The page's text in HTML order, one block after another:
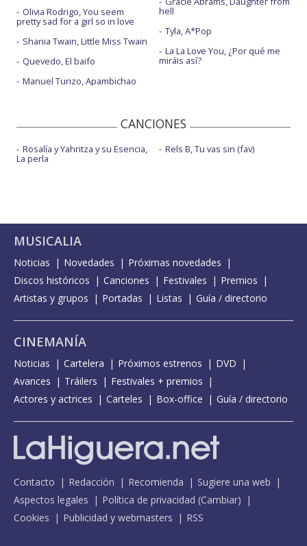
Olivia Rodrigo, You seem
pretty sad for a girl so in love
Shania Twain, Little Miss Twain
Quevedo, El baifo
Manuel Turizo, Apambichao
hell
Tyla, A*Pop
La La Love You, ¿Por qué me
miráis así?
CANCIONES
Rosalía y Yahritza y su Esencia,
La perla
Rels B, Tu vas sin (fav)
MUSICALIA
Noticias Novedades
Próximas novedades
Discos históricos
Canciones Festivales
Premios
Artistas y grupos
Portadas Listas Guía / directorio
CINEMANÍA
Noticias Cartelera Próximos estrenos
DVD
Avances
Tráilers
Festivales + premios
Actores y actrices
Carteles Box-office Guía / directorio
Contacto Redacción Recomienda
Sugiere una web
Aspectos legales
Política de privacidad (Cambiar)
Cookies
Publicidad y webmasters RSS